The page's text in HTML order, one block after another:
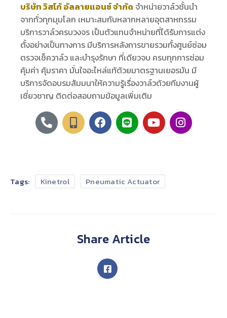
บริษัท วิสโก้ อัลลายแอนซ์ จำกัด จำหน่ายวาล์วชั้นนำ
จากทั่วทุกมุมโลก เหมาะสมกับหลากหลายอุตสาหกรรม
บริการวาล์วครบวงจร เป็นตัวแทนจำหน่ายที่ได้รับการแต่ง
ตั้งอย่างเป็นทางการ มีบริการหลังการขายรวมทั้งศูนย์ซ่อม
ตรวจเช็ควาล์ว และบำรุงรักษา ที่เดียวจบ ครบทุกการซ่อม
คุ้มค่า คุ้มราคา มั่นใจอะไหล่แท้ด้วยมาตรฐานเยอรมัน มี
บริการจัดอบรมสัมมนาให้ความรู้เรื่องวาล์วด้วยทีมงานผู้
เชี่ยวชาญ ติดต่อสอบถามข้อมูลเพิ่มเติม
Tags: Kinetrol Pneumatic Actuator
Share Article